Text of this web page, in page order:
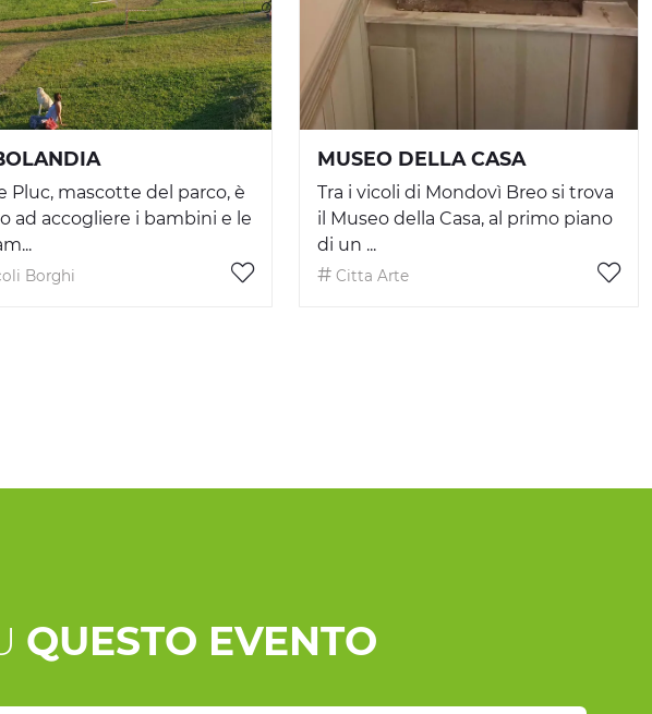
Pluc, mascotte del parco, è
ad accogliere i bambini e le
Borghi
MUSEO DELLA CASA
Tra i vicoli di Mondovì Breo si trova
il Museo della Casa, al primo piano
di un ...
Citta Arte
QUESTO EVENTO